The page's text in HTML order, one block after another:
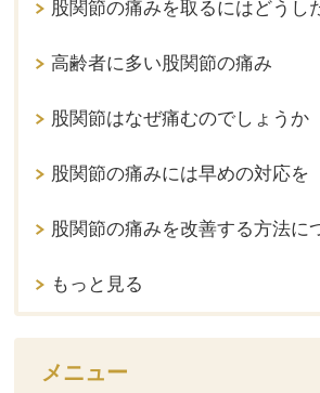
股関節の痛みを取るにはどうし
高齢者に多い股関節の痛み
股関節はなぜ痛むのでしょうか
股関節の痛みには早めの対応を
股関節の痛みを改善する方法に
もっと見る
メニュー